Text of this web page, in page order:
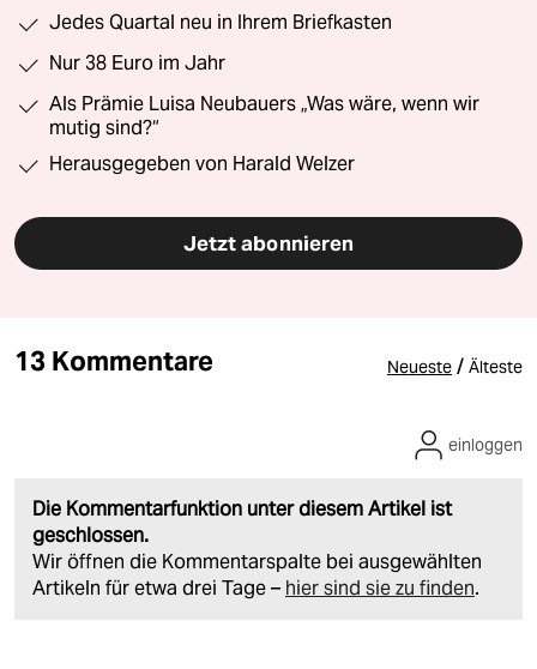
Jedes Quartal neu in Ihrem Briefkasten
Nur 38 Euro im Jahr
Als Prämie Luisa Neubauers „Was wäre, wenn wir
mutig sind?“
Herausgegeben von Harald Welzer
Jetzt abonnieren
13 Kommentare Neueste / Älteste
Die Kommentarfunktion unter diesem Artikel ist
geschlossen.
Wir öffnen die Kommentarspalte bei ausgewählten
Artikeln für etwa drei Tage – hier sind sie zu finden.
einloggen